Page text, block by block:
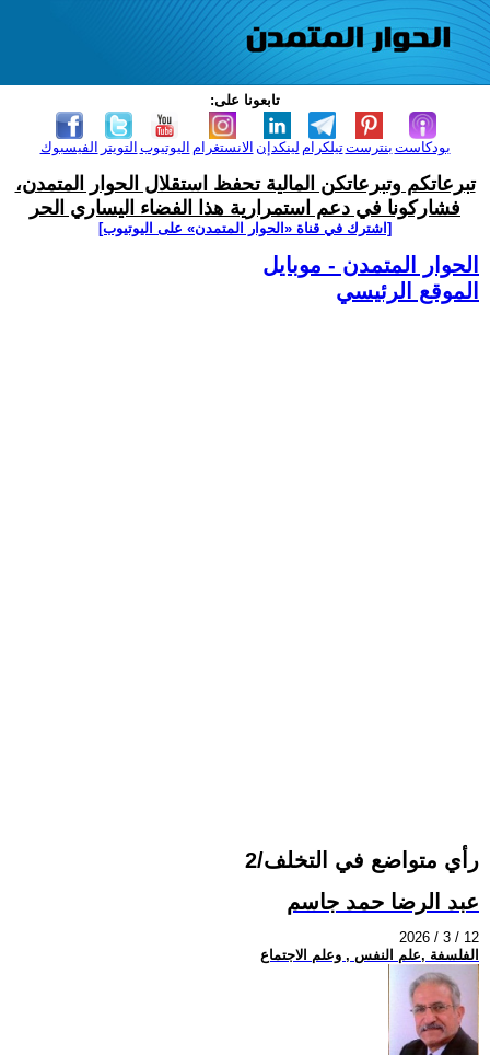
تابعونا على:
الفيسبوك التويتر اليوتيوب الانستغرام لينكدإن تيلكرامبنترست بودكاست
تبرعاتكم وتبرعاتكن المالية تحفظ استقلال الحوار المتمدن،
فشاركونا في دعم استمرارية هذا الفضاء اليساري الحر
[اشترك في قناة ‫«الحوار المتمدن» على اليوتيوب]
الحوار المتمدن - موبايل
الموقع الرئيسي
رأي متواضع في التخلف/2
عبد الرضا حمد جاسم
2026 / 3 / 12
الفلسفة ,علم النفس , وعلم الاجتماع